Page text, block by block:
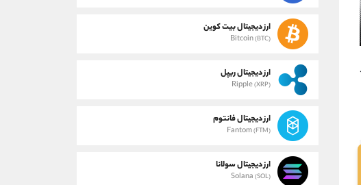
ارز دیجیتال بیت کوین
Bitcoin(BTC)
ارز دیجیتال ریپل
Ripple(XRP)
ارز دیجیتال فانتوم
Fantom(FTM)
ارز دیجیتال سولانا
Solana (SOL)